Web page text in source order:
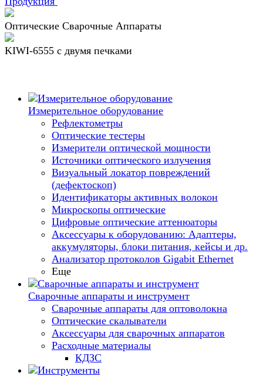
Оптические Сварочные Аппараты
KIWI-6555 c двумя печками
Измерительное оборудование
Рефлектометры
Оптические тестеры
Измерители оптической мощности
Источники оптического излучения
Визуальный локатор повреждений
(дефектоскоп)
Идентификаторы активных волокон
Микроскопы оптические
Цифровые оптические аттенюаторы
Аксессуары к оборудованию: Адаптеры,
аккумуляторы, блоки питания, кейсы и др.
Анализатор протоколов Gigabit Ethernet
Еще
Сварочные аппараты и инструмент
Сварочные аппараты для оптоволокна
Оптические скалыватели
Аксессуары для сварочных аппаратов
Расходные материалы
КДЗС